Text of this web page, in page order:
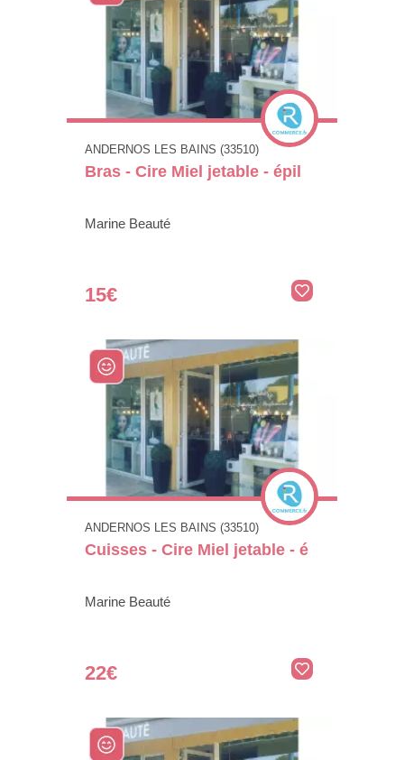
ANDERNOS LES BAINS (33510)
Bras - Cire Miel jetable - épil
Marine Beauté
15€
ANDERNOS LES BAINS (33510)
Cuisses - Cire Miel jetable - é
Marine Beauté
22€